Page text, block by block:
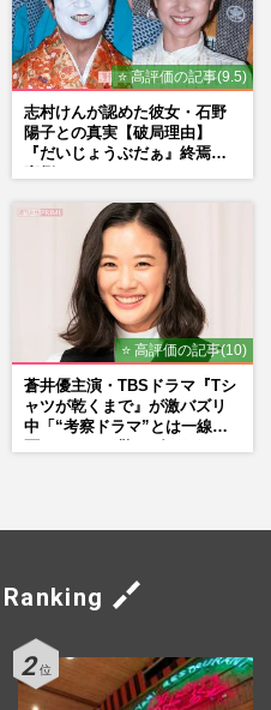
⭐ 高評価の記事(9.5)
志村けんが認めた彼女・石野
陽子との真実【破局理由】
『だいじょうぶだぁ』終焉の
⭐ 高評価の記事(10)
蒼井優主演・TBSドラマ『Tシ
ャツが乾くまで』が激バズリ
中「“考察ドラマ”とは一線を